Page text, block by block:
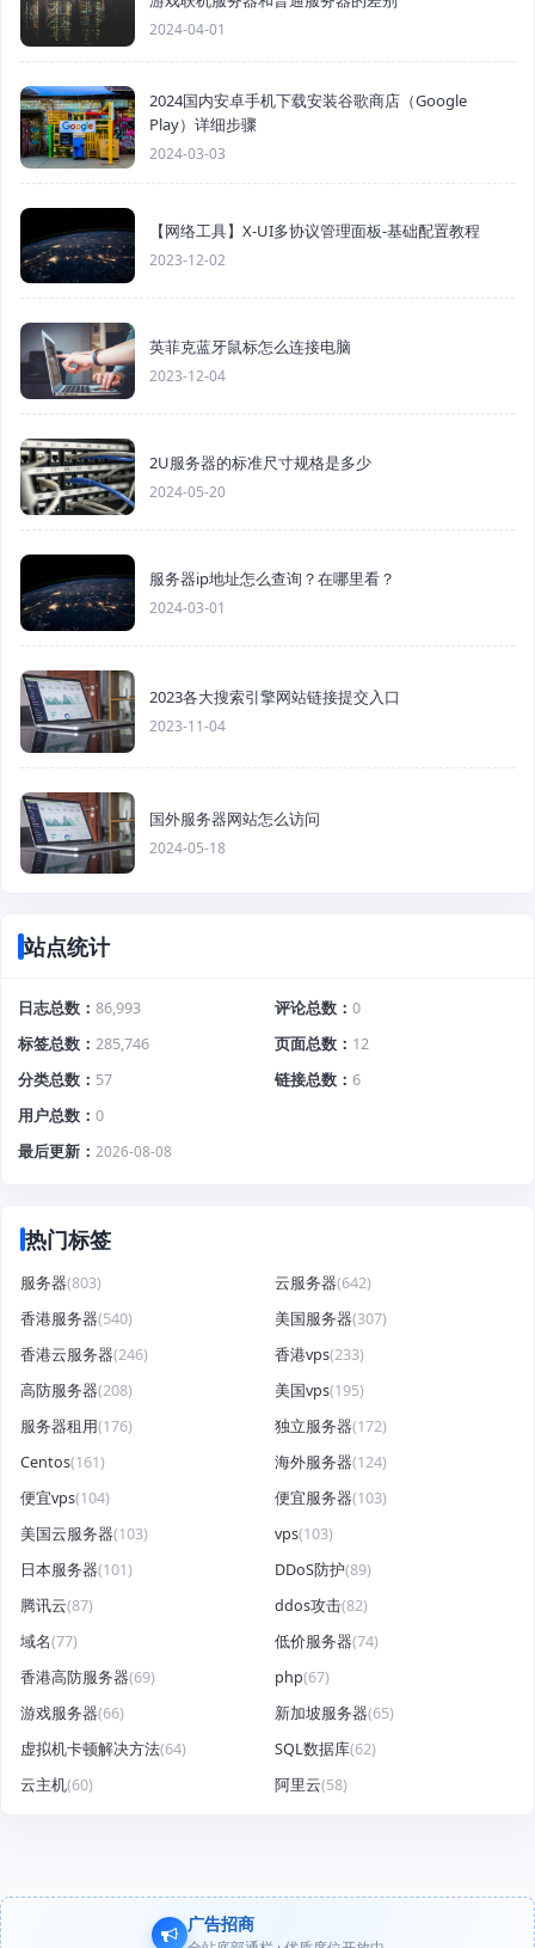
2024-04-01
2024国内安卓手机下载安装谷歌商店（Google
Play）详细步骤
2024-03-03
【网络工具】X-UI多协议管理面板-基础配置教程
2023-12-02
英菲克蓝牙鼠标怎么连接电脑
2023-12-04
2U服务器的标准尺寸规格是多少
2024-05-20
服务器ip地址怎么查询？在哪里看？
2024-03-01
2023各大搜索引擎网站链接提交入口
2023-11-04
国外服务器网站怎么访问
2024-05-18
站点统计
日志总数 86,993 评论总数
0
标签总数
285,746 页面总数
12
分类总数
57 链接总数
6
用户总数
0
最后更新
2026-08-08
热门标签
服务器(803) 云服务器(642)
香港服务器(540) 美国服务器(307)
香港云服务器(246) 香港vps(233)
高防服务器(208) 美国vps(195)
服务器租用(176) 独立服务器(172)
Centos(161) 海外服务器(124)
便宜vps(104) 便宜服务器(103)
美国云服务器(103) vps(103)
日本服务器(101) DDoS防护(89)
腾讯云(87) ddos攻击(82)
域名(77) 低价服务器(74)
香港高防服务器(69) php(67)
游戏服务器(66) 新加坡服务器(65)
虚拟机卡顿解决方法(64) SQL数据库(62)
云主机(60) 阿里云(58)
广告招商